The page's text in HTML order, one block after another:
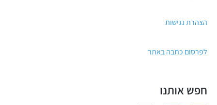
הצהרת נגישות
לפרסום כתבה באתר
חפש אותנו